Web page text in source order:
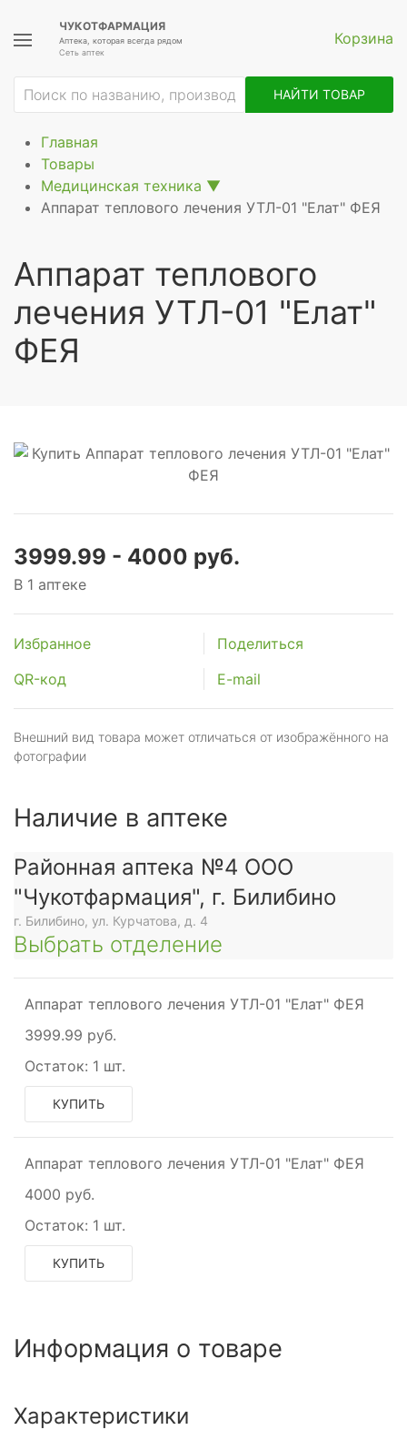
ЧУКОТФАРМАЦИЯ
Аптека, которая всегда рядом
Сеть аптек
Корзина
НАЙТИ ТОВАР
Главная
Товары
Медицинская техника ▼
Аппарат теплового лечения УТЛ-01 "Елат" ФЕЯ
Аппарат теплового
лечения УТЛ-01 "Елат"
ФЕЯ
3999.99 - 4000 руб.
В 1 аптеке
Избранное
Поделиться
QR-код
E-mail
Внешний вид товара может отличаться от изображённого на
фотографии
Наличие в аптеке
Районная аптека №4 ООО
"Чукотфармация", г. Билибино
г. Билибино, ул. Курчатова, д. 4
Выбрать отделение
Аппарат теплового лечения УТЛ-01 "Елат" ФЕЯ
3999.99 руб.
Остаток: 1 шт.
КУПИТЬ
Аппарат теплового лечения УТЛ-01 "Елат" ФЕЯ
4000 руб.
Остаток: 1 шт.
КУПИТЬ
Информация о товаре
Характеристики